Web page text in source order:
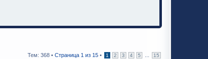
Тем: 368 • Страница 1 из 15 • 1 2 3 4 5 15